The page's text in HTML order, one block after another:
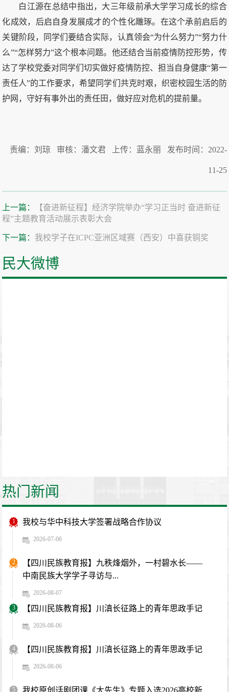
白江源在总结中指出，大三年级前承大学学习成长的综合
化成效，后启自身发展成才的个性化雕琢。在这个承前启后的
关键阶段，同学们要结合实际，认真领会“为什么努力”“努力什
么”“怎样努力”这个根本问题。他还结合当前疫情防控形势，传
达了学校党委对同学们切实做好疫情防控、担当自身健康“第一
责任人”的工作要求，希望同学们共克时艰，织密校园生活的防
护网，守好有事外出的责任田，做好应对危机的提前量。
责编：刘琼 审核：潘文君 上传：蓝永丽 发布时间：2022-
11-25
上一篇：
【奋进新征程】经济学院举办“学习正当时 奋进新征
程”主题教育活动展示表彰大会
下一篇： 我校学子在ICPC亚洲区域赛（西安）中喜获铜奖
民大微博
热门新闻
1 我校与华中科技大学签署战略合作协议
2026-07-06
2
【四川民族教育报】九秩烽烟外，一村碧水长——
中南民族大学学子寻访与...
2026-08-07
3 【四川民族教育报】川滇长征路上的青年思政手记
2026-08-06
4 【四川民族教育报】川滇长征路上的青年思政手记
2026-08-06
5